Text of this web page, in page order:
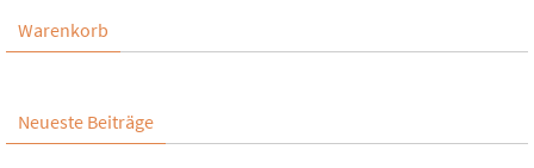
Warenkorb
Neueste Beiträge